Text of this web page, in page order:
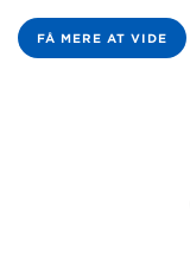
FÅ MERE AT VIDE